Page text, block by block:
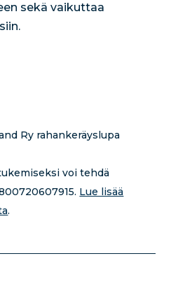
sekä vaikuttaa
Ry rahankeräyslupa
voi tehdä
Lue lisää
.